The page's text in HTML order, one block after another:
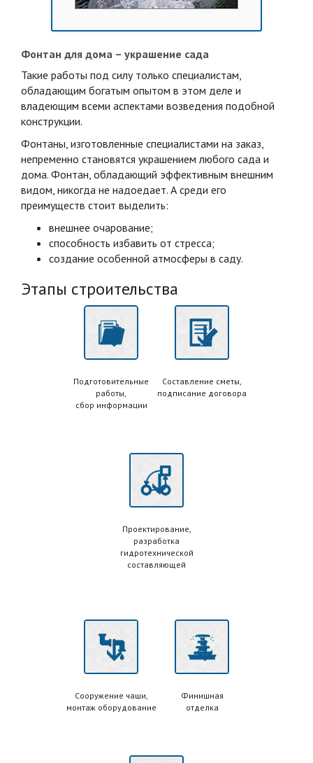
Фонтан для дома – украшение сада
Такие работы под силу только специалистам,
обладающим богатым опытом в этом деле и
владеющим всеми аспектами возведения подобной
конструкции.
Фонтаны, изготовленные специалистами на заказ,
непременно становятся украшением любого сада и
дома. Фонтан, обладающий эффективным внешним
видом, никогда не надоедает. А среди его
преимуществ стоит выделить:
внешнее очарование;
способность избавить от стресса;
создание особенной атмосферы в саду.
Этапы строительства
Подготовительные
работы,
сбор информации
Составление сметы,
подписание договора
Проектирование,
разработка
гидротехнической
составляющей
Сооружение чаши,
монтаж оборудование
Финишная
отделка